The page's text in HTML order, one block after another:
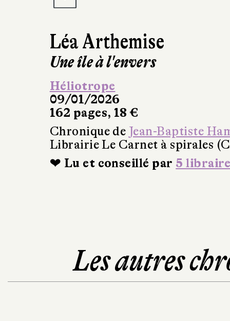
Léa Arthemise
Une île à l'envers
Héliotrope
09/01/2026
162 pages, 18 €
Chronique de Jean-Baptiste
Librairie Le Carnet à spirales
❤ Lu et conseillé par 5
Les autres